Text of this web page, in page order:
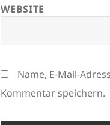
WEBSITE
Name, E-Mail-
Kommentar speichern.